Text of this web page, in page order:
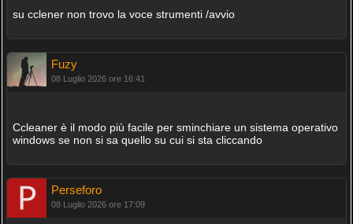
su cclener non trovo la voce strumenti /avvio
Fuzy
08 Luglio 2026 ore 16:41
Ccleaner è il modo più facile per sminchiare un sistema operativo
windows se non si sa quello su cui si sta cliccando
Perseforo
08 Luglio 2026 ore 17:09